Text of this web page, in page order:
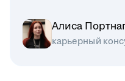
Алиса
карьерный